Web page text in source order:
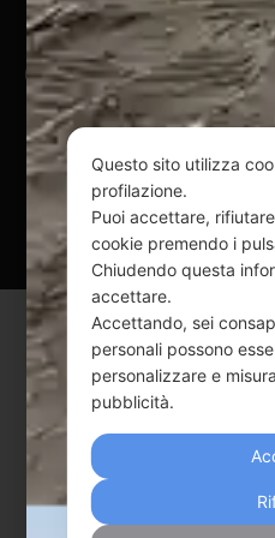
@ Copyright 2024 Webpesca
Andrenacci
Via G. Galilei n. 2 – 64018
Mail:
info@webpesca.it|
Questo sito è protetto
v3,
Privacy Policye
Questo sito utilizza
profilazione.
Puoi accettare,
cookie premendo i
Chiudendo questa
accettare.
Accettando, sei
personali possono
personalizzare e
pubblicità.